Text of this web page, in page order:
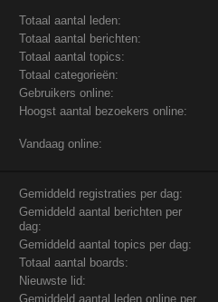
Totaal aantal leden:
Totaal aantal berichten:
Totaal aantal topics:
Totaal categorieën:
Gebruikers online:
Hoogst aantal bezoekers online:
Vandaag online:
Gemiddeld registraties per dag:
Gemiddeld aantal berichten per
dag:
Gemiddeld aantal topics per dag:
Totaal aantal boards:
Nieuwste lid:
Gemiddeld aantal leden online per